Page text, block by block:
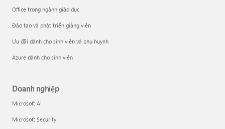
Office trong ngành giáo dục
Đào tạo và phát triển giảng viên
Ưu đãi dành cho sinh viên và phụ huynh
Azure dành cho sinh viên
Doanh nghiệp
Microsoft AI
Microsoft Security